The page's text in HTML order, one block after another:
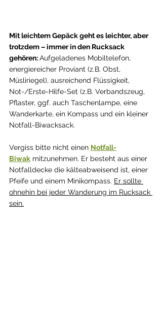
Mit leichtem Gepäck geht es leichter, aber
trotzdem – immer in den Rucksack
gehören: Auf­geladenes Mobiltelefon,
energiereicher Proviant (z.B. Obst,
Müsliriegel), ausreichend Flüssigkeit,
Not-/Erste-Hilfe-Set (z.B. Verbandszeug,
Pflaster, ggf. auch Taschenlampe, eine
Wanderkarte, ein Kompass und ein kleiner
Notfall-Biwacksack.
Vergiss bitte nicht einen Notfall-
Biwak mitzunehmen. Er besteht aus einer
Notfalldecke die kälteabweisend ist, einer
Pfeife und einem Minikompass. Er sollte
ohnehin bei jeder Wanderung im Rucksack
sein.